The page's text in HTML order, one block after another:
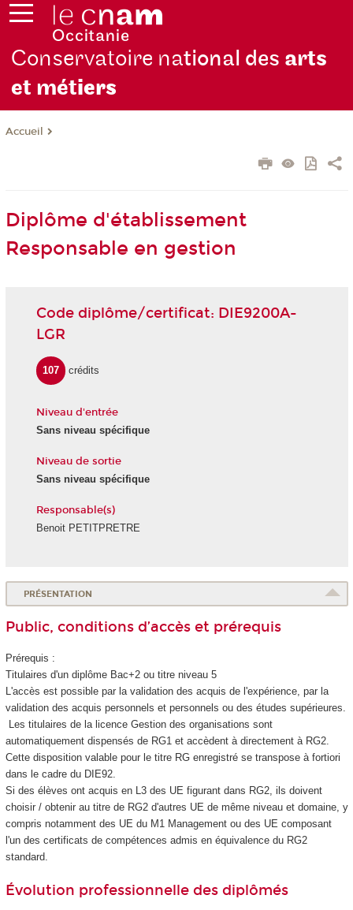
Conservatoire national des arts
et métiers
Accueil
Diplôme d'établissement
Responsable en gestion
Code diplôme/certificat: DIE9200A-
LGR
107 crédits
Niveau d'entrée
Sans niveau spécifique
Niveau de sortie
Sans niveau spécifique
Responsable(s)
Benoit PETITPRETRE
PRÉSENTATION
Public, conditions d’accès et prérequis
Prérequis :
Titulaires d'un diplôme Bac+2 ou titre niveau 5
L'accès est possible par la validation des acquis de l'expérience, par la
validation des acquis personnels et personnels ou des études supérieures.
Les titulaires de la licence Gestion des organisations sont
automatiquement dispensés de RG1 et accèdent à directement à RG2.
Cette disposition valable pour le titre RG enregistré se transpose à fortiori
dans le cadre du DIE92.
Si des élèves ont acquis en L3 des UE figurant dans RG2, ils doivent
choisir / obtenir au titre de RG2 d'autres UE de même niveau et domaine, y
compris notamment des UE du M1 Management ou des UE composant
l'un des certificats de compétences admis en équivalence du RG2
standard.
Évolution professionnelle des diplômés